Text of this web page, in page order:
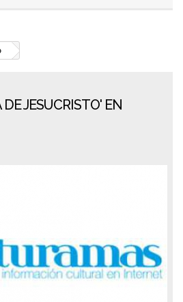
JESUCRISTO' EN